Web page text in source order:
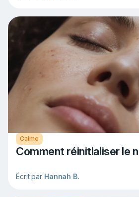
Calme
Comment réinitialiser le
Écrit par Hannah B.